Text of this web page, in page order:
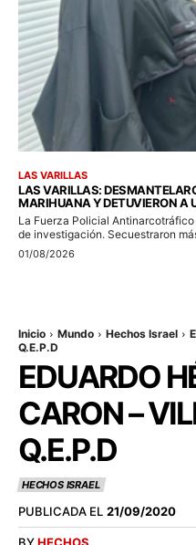
LAS VARILLAS
LAS VARILLAS:
MARIHUANA Y DETUVIERON A
La Fuerza Policial
de investigación. Secuestraron
01/08/2026